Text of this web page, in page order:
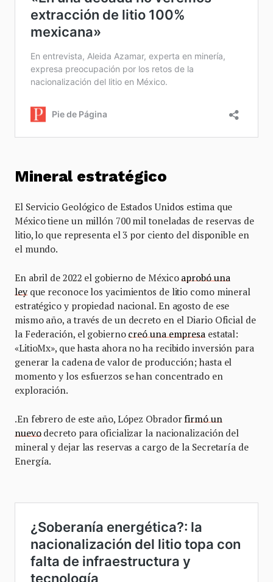
Mineral estratégico
El Servicio Geológico de Estados Unidos estima que
México tiene un millón 700 mil toneladas de reservas de
litio, lo que representa el 3 por ciento del disponible en
el mundo.
En abril de 2022 el gobierno de Méxicoaprobó una
leyque reconoce los yacimientos de litio como mineral
estratégico y propiedad nacional. En agosto de ese
mismo año, a través de un decreto en el Diario Oficial de
la Federación, el gobiernocreó una empresa estatal:
«LitioMx», que hasta ahora no ha recibido inversión para
generar la cadena de valor de producción; hasta el
momento y los esfuerzos se han concentrado en
exploración.
.En febrero de este año, López Obradorfirmó un
nuevodecreto para oficializar la nacionalización del
mineral y dejar las reservas a cargo de la Secretaría de
Energía.